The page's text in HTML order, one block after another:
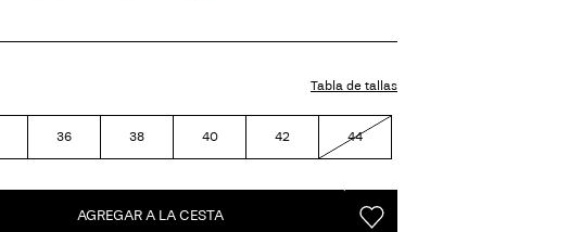
Tabla de tallas
36 38 40 42 44
AGREGAR A LA CESTA